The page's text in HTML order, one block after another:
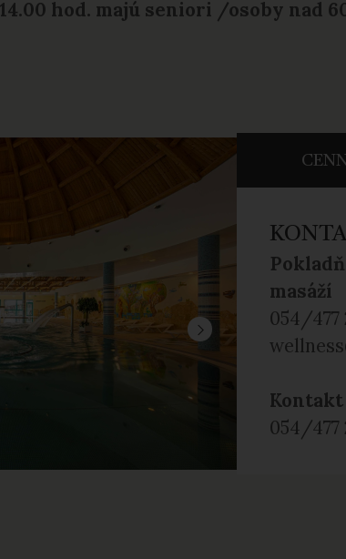
14.00 hod. majú seniori /osoby nad
masáží
054/477
054/477